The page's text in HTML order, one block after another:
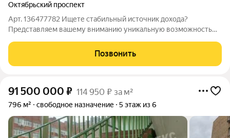
Октябрьский проспект
Арт. 136477782 Ищете стабильный источник дохода?
Представляем вашему вниманию уникальную возможность
питания. Продается готовый, налаженный и прибыльный
Позвонить
91 500 000 ₽ 114 950 ₽ за м²
796 м² свободное назначение 5 этаж из 6